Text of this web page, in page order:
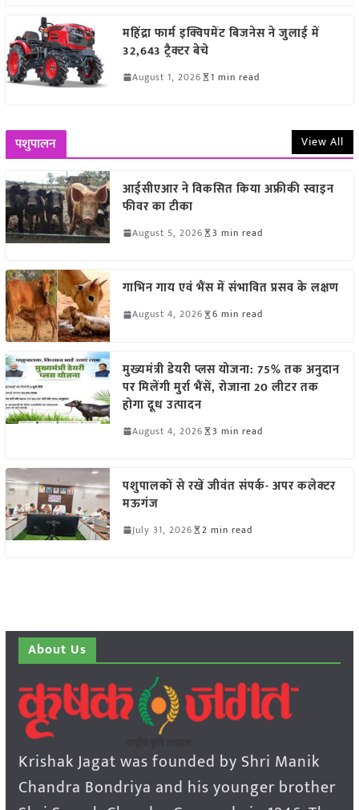
महिंद्रा फार्म इक्विपमेंट बिजनेस ने जुलाई में
32,643 ट्रैक्टर बेचे
August 1, 2026 1 min read
पशुपालन View All
आईसीएआर ने विकसित किया अफ्रीकी स्वाइन
फीवर का टीका
August 5, 2026 3 min read
गाभिन गाय एवं भैंस में संभावित प्रसव के लक्षण
August 4, 2026 6 min read
मुख्यमंत्री डेयरी प्लस योजना: 75% तक अनुदान
पर मिलेंगी मुर्रा भैंसें, रोजाना 20 लीटर तक
होगा दूध उत्पादन
August 4, 2026 3 min read
पशुपालकों से रखें जीवंत संपर्क- अपर कलेक्टर
मऊगंज
July 31, 2026 2 min read
About Us
Krishak Jagat was founded by Shri Manik
Chandra Bondriya and his younger brother